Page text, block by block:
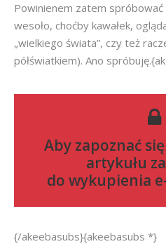
Powinienem zatem spróbować
wesoło, choćby kawałek,
„wielkiego świata”, czy też
półświatkiem). Ano
Aby zapoznać
artykułu
do wykupienia
{/akeebasubs}{akeebasubs *}